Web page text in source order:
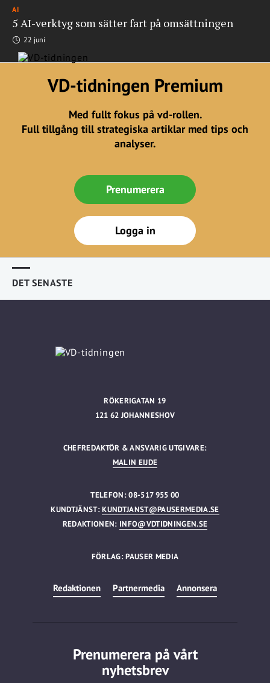
AI
5 AI-verktyg som sätter fart på omsättningen
22 juni
VD-tidningen Premium
Med fullt fokus på vd-rollen.
Full tillgång till strategiska artiklar med tips och
analyser.
Prenumerera
Logga in
DET SENASTE
RÖKERIGATAN 19
121 62 JOHANNESHOV
CHEFREDAKTÖR & ANSVARIG UTGIVARE:
MALIN EIJDE
TELEFON: 08-517 955 00
KUNDTJÄNST:KUNDTJANST@PAUSERMEDIA.SE
REDAKTIONEN: INFO@VDTIDNINGEN.SE
FÖRLAG: PAUSER MEDIA
Redaktionen Partnermedia Annonsera
Prenumerera på vårt
nyhetsbrev